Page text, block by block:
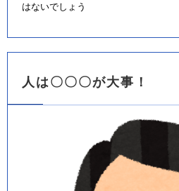
はないでしょう
人は〇〇〇が大事！